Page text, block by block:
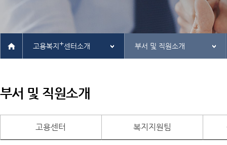
고용복지 +센터소개 부서 및 직원소개
부서 및 직원소개
고용센터 복지지원팀